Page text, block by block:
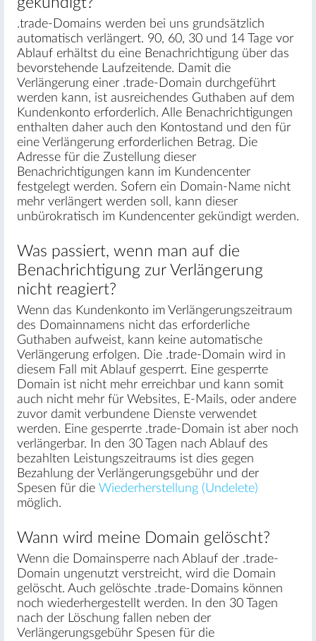
.trade-Domains werden bei uns grundsätzlich
automatisch verlängert. 90, 60, 30 und 14 Tage vor
Ablauf erhältst du eine Benachrichtigung über das
bevorstehende Laufzeitende. Damit die
Verlängerung einer .trade-Domain durchgeführt
werden kann, ist ausreichendes Guthaben auf dem
Kundenkonto erforderlich. Alle Benachrichtigungen
enthalten daher auch den Kontostand und den für
eine Verlängerung erforderlichen Betrag. Die
Adresse für die Zustellung dieser
Benachrichtigungen kann im Kundencenter
festgelegt werden. Sofern ein Domain-Name nicht
mehr verlängert werden soll, kann dieser
unbürokratisch im Kundencenter gekündigt werden.
Was passiert, wenn man auf die
Benachrichtigung zur Verlängerung
nicht reagiert?
Wenn das Kundenkonto im Verlängerungszeitraum
des Domainnamens nicht das erforderliche
Guthaben aufweist, kann keine automatische
Verlängerung erfolgen. Die .trade-Domain wird in
diesem Fall mit Ablauf gesperrt. Eine gesperrte
Domain ist nicht mehr erreichbar und kann somit
auch nicht mehr für Websites, E-Mails, oder andere
zuvor damit verbundene Dienste verwendet
werden. Eine gesperrte .trade-Domain ist aber noch
verlängerbar. In den 30 Tagen nach Ablauf des
bezahlten Leistungszeitraums ist dies gegen
Bezahlung der Verlängerungsgebühr und der
Spesen für die Wiederherstellung (Undelete)
möglich.
Wann wird meine Domain gelöscht?
Wenn die Domainsperre nach Ablauf der .trade-
Domain ungenutzt verstreicht, wird die Domain
gelöscht. Auch gelöschte .trade-Domains können
noch wiederhergestellt werden. In den 30 Tagen
nach der Löschung fallen neben der
Verlängerungsgebühr Spesen für die